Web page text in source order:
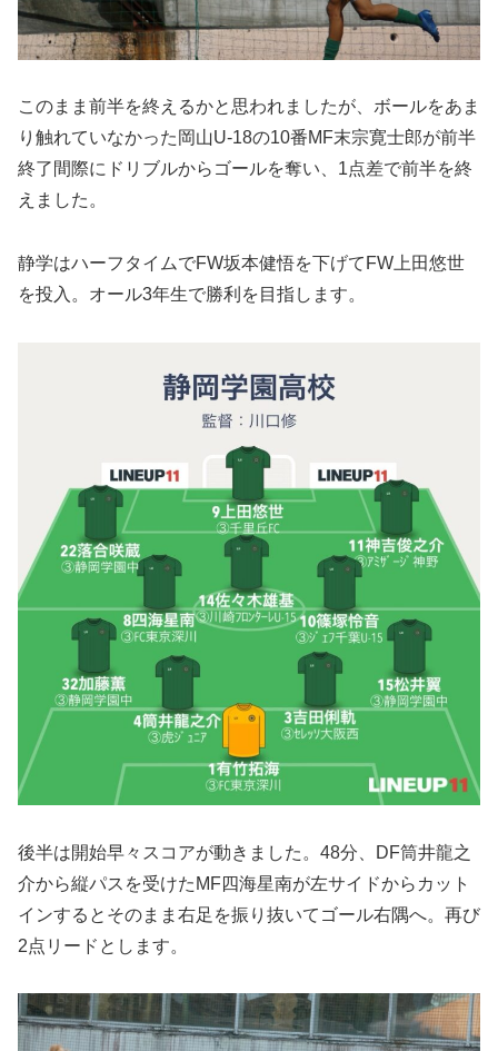
このまま前半を終えるかと思われましたが、ボールをあま
り触れていなかった岡山U-18の10番MF末宗寛士郎が前半
終了間際にドリブルからゴールを奪い、1点差で前半を終
えました。
静学はハーフタイムでFW坂本健悟を下げてFW上田悠世
を投入。オール3年生で勝利を目指します。
後半は開始早々スコアが動きました。48分、DF筒井龍之
介から縦パスを受けたMF四海星南が左サイドからカット
インするとそのまま右足を振り抜いてゴール右隅へ。再び
2点リードとします。